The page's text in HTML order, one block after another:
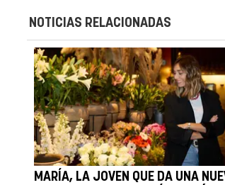
NOTICIAS RELACIONADAS
MARÍA, LA JOVEN QUE DA UNA